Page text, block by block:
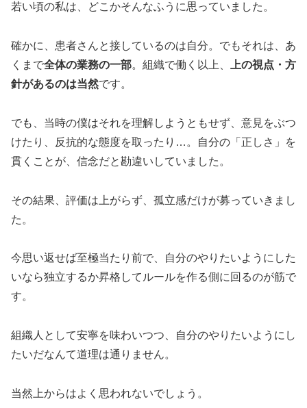
若い頃の私は、どこかそんなふうに思っていました。
確かに、患者さんと接しているのは自分。でもそれは、あ
くまで全体の業務の一部。組織で働く以上、
上の視点・方
針があるのは当然です。
でも、当時の僕はそれを理解しようともせず、意見をぶつ
けたり、反抗的な態度を取ったり…。自分の「正しさ」を
貫くことが、信念だと勘違いしていました。
その結果、評価は上がらず、孤立感だけが募っていきまし
た。
今思い返せば至極当たり前で、自分のやりたいようにした
いなら独立するか昇格してルールを作る側に回るのが筋で
す。
組織人として安寧を味わいつつ、自分のやりたいようにし
たいだなんて道理は通りません。
当然上からはよく思われないでしょう。